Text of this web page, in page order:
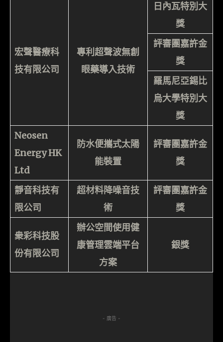
宏聲醫療科
技有限公司
專利超聲波無創
眼藥導入技術
日內瓦特別大
獎
評審團嘉許金
獎
羅馬尼亞錫比
烏大學特別大
獎
Neosen
Energy HK
Ltd
防水便攜式太陽
能裝置
評審團嘉許金
獎
靜音科技有
限公司
超材料降噪音技
術
評審團嘉許金
獎
衆彩科技股
份有限公司
辦公空間使用健
康管理雲端平台
方案
銀獎
- 廣告 -